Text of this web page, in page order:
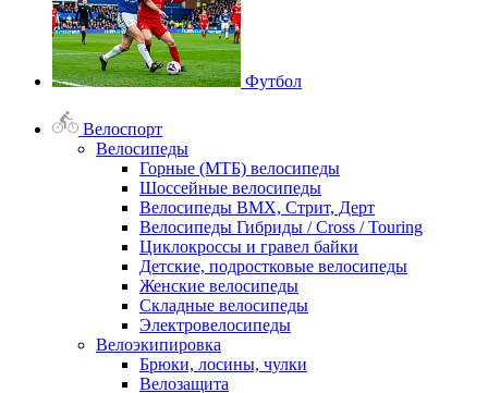
Футбол
Велоспорт
Велосипеды
Горные (МТБ) велосипеды
Шоссейные велосипеды
Велосипеды BMX, Стрит, Дерт
Велосипеды Гибриды / Cross / Touring
Циклокроссы и гравел байки
Детские, подростковые велосипеды
Женские велосипеды
Складные велосипеды
Электровелосипеды
Велоэкипировка
Брюки, лосины, чулки
Велозащита